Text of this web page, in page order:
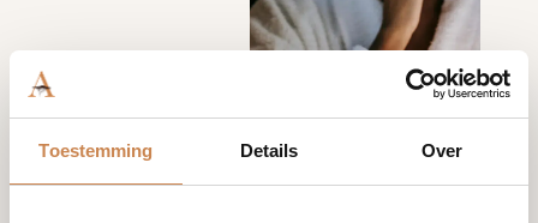
Toestemming Details Over